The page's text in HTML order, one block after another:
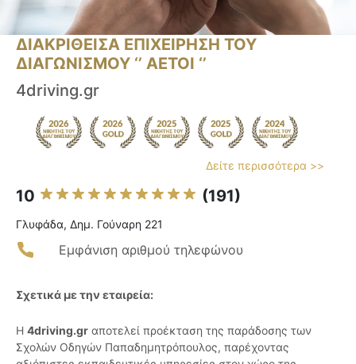
ΔΙΑΚΡΙΘΕΙΣΑ ΕΠΙΧΕΙΡΗΣΗ ΤΟΥ
ΔΙΑΓΩΝΙΣΜΟΥ ‘’ ΑΕΤΟΙ ‘’
4driving.gr
Δείτε περισσότερα >>
10 (191)
Γλυφάδα, Δημ. Γούναρη 221
Εμφάνιση αριθμού τηλεφώνου
Σχετικά με την εταιρεία:
Η 4driving.gr αποτελεί προέκταση της παράδοσης των
Σχολών Οδηγών Παπαδημητρόπουλος, παρέχοντας